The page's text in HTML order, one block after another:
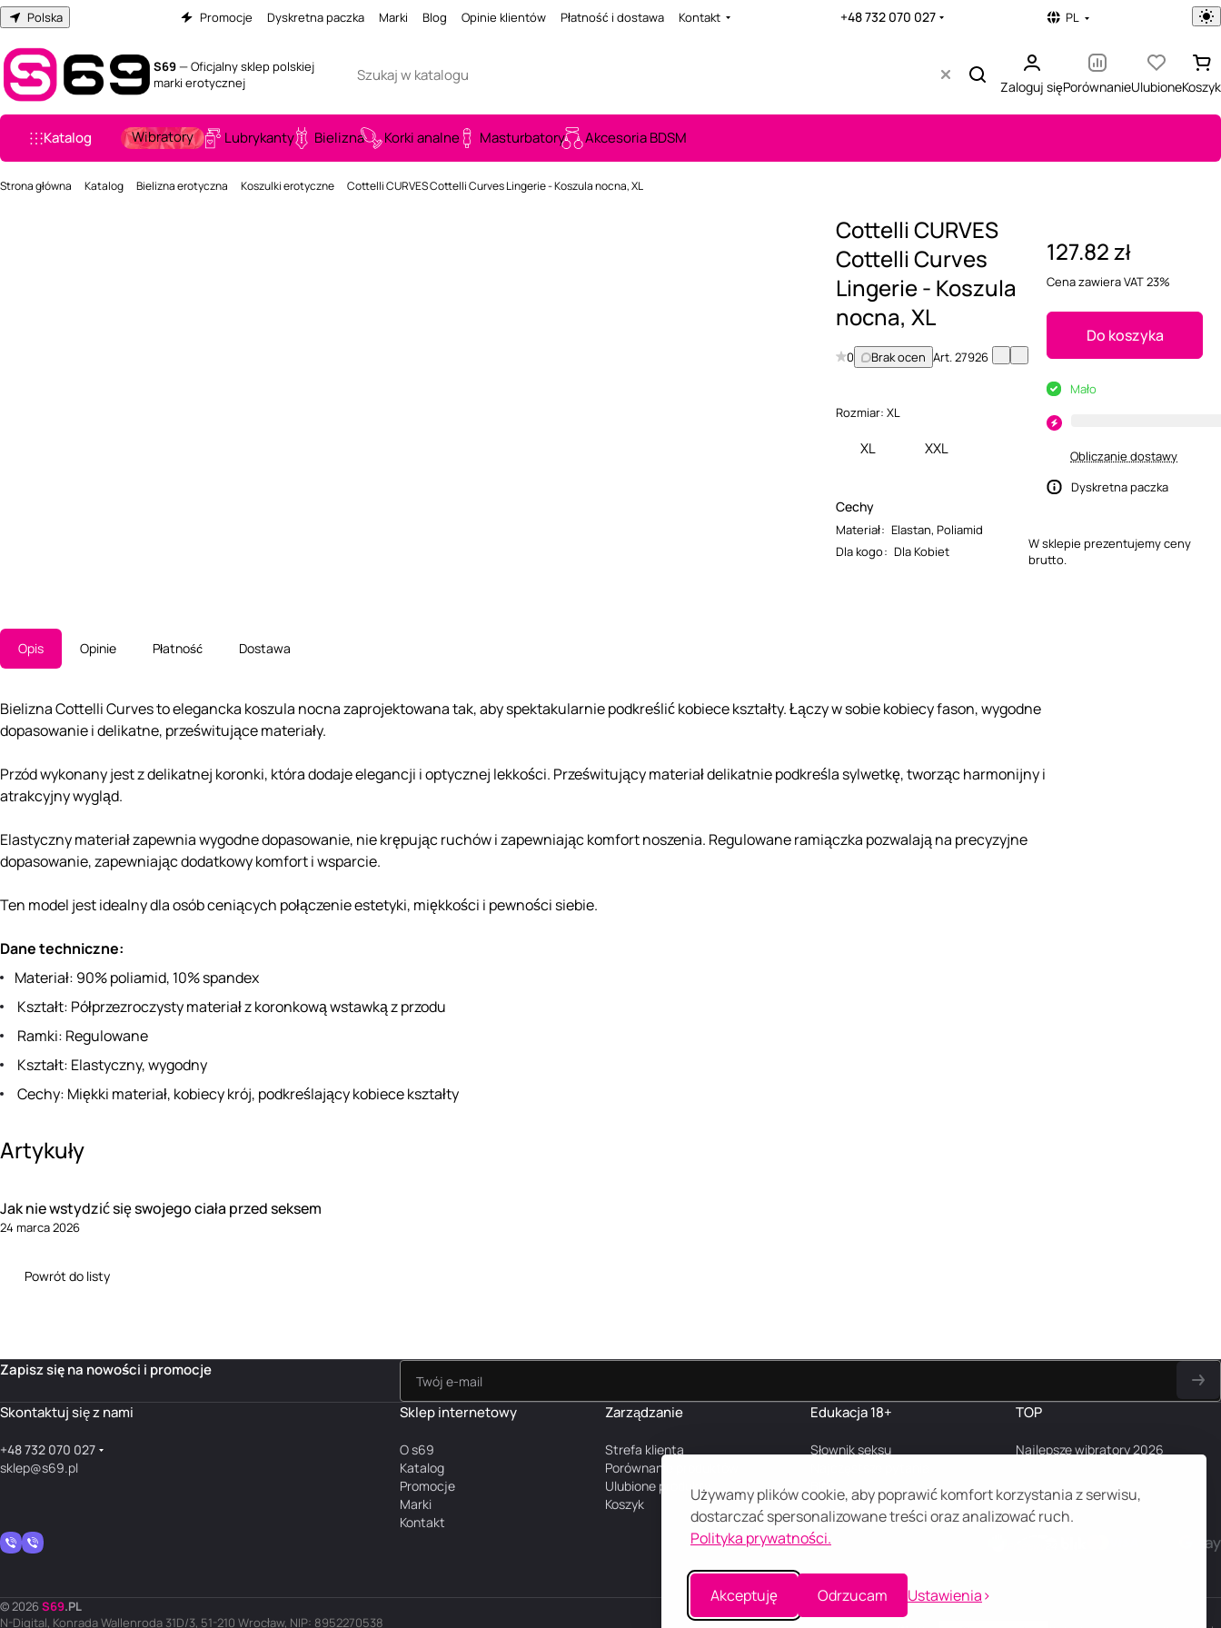
Używamy plików cookie, aby poprawić komfort korzystania z serwisu,
dostarczać spersonalizowane treści oraz analizować ruch.
Polityka prywatności.
Akceptuję Odrzucam Ustawienia
Polska Promocje Dyskretna paczka Marki Blog Opinie klientów Płatność i dostawa Kontakt +48 732 070 027 PL
S69— Oficjalny sklep polskiej
marki erotycznej
Zaloguj sięPorównanieUlubioneKoszyk
Katalog Wibratory Lubrykanty Bielizna Korki analne Masturbatory Akcesoria BDSM
Strona główna Katalog Bielizna erotyczna Koszulki erotyczne Cottelli CURVES Cottelli Curves Lingerie - Koszula nocna, XL
Cottelli CURVES
Cottelli Curves
Lingerie - Koszula
nocna, XL
0 Brak ocen Art.27926
Rozmiar: XL
XL XXL
Cechy
Materiał: Elastan, Poliamid
Dla kogo: Dla Kobiet
127.82 zł
Cena zawiera VAT 23%
Do koszyka
Mało
Obliczanie dostawy
Dyskretna paczka
W sklepie prezentujemy ceny
brutto.
Opis Opinie Płatność Dostawa
Bielizna Cottelli Curves to elegancka koszula nocna zaprojektowana tak, aby spektakularnie podkreślić kobiece kształty. Łączy w sobie kobiecy fason, wygodne
dopasowanie i delikatne, prześwitujące materiały.
Przód wykonany jest z delikatnej koronki, która dodaje elegancji i optycznej lekkości. Prześwitujący materiał delikatnie podkreśla sylwetkę, tworząc harmonijny i
atrakcyjny wygląd.
Elastyczny materiał zapewnia wygodne dopasowanie, nie krępując ruchów i zapewniając komfort noszenia. Regulowane ramiączka pozwalają na precyzyjne
dopasowanie, zapewniając dodatkowy komfort i wsparcie.
Ten model jest idealny dla osób ceniących połączenie estetyki, miękkości i pewności siebie.
Dane techniczne:
Materiał: 90% poliamid, 10% spandex
Kształt: Półprzezroczysty materiał z koronkową wstawką z przodu
Ramki: Regulowane
Kształt: Elastyczny, wygodny
Cechy: Miękki materiał, kobiecy krój, podkreślający kobiece kształty
Artykuły
Jak nie wstydzić się swojego ciała przed seksem
24 marca 2026
Powrót do listy
Zapisz się na nowości i promocje
Skontaktuj się z nami
+48 732 070 027
sklep@s69.pl
Sklep internetowy
O s69
Katalog
Promocje
Marki
Kontakt
Zarządzanie
Strefa klienta
Porównanie produktów
Ulubione produkty
Koszyk
Edukacja 18+
Słownik seksu
Blog
TOP
Najlepsze wibratory 2026
© 2026 S69.PL
N-Digital, Konrada Wallenroda 31D/3, 51-210 Wrocław, NIP: 8952270538